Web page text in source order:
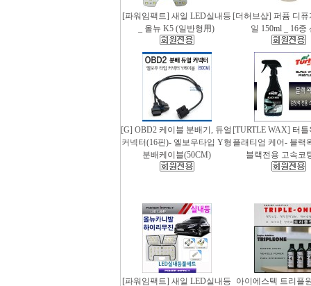
[파워임팩트] 새일 LED실내등
_ 올뉴 K5 (일반형用)
[더허브샵] 퍼퓸 디
일 150ml _ 16종
[G] OBD2 케이블 분배기, 듀얼
커넥터(16핀)- 엘보우타입 Y형
분배케이블(50CM)
[TURTLE WAX] 터
플래티엄 케어- 블랙
블랙전용 고속코
[파워임팩트] 새일 LED실내등 아이에스텍 트리플